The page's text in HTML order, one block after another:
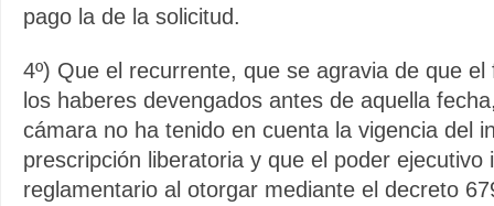
pago la de la solicitud.
4º) Que el recurrente, que se agravia de que el
los haberes devengados antes de aquella
cámara no ha tenido en cuenta la vigencia del
prescripción liberatoria y que el poder ejecutivo
reglamentario al otorgar mediante el decreto